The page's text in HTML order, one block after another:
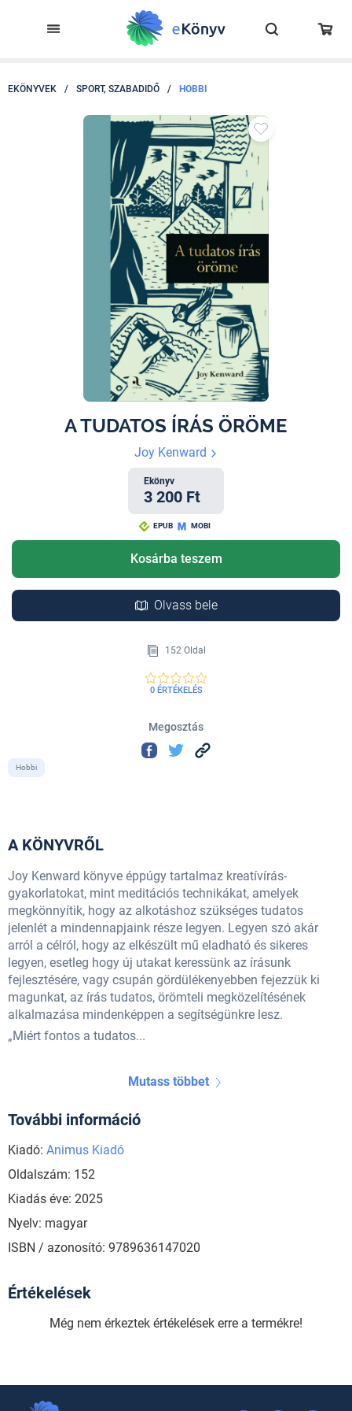
EKÖNYVEK / SPORT, SZABADIDŐ / HOBBI
A TUDATOS ÍRÁS ÖRÖME
Joy Kenward
Ekönyv
3 200 Ft
EPUB MOBI
Kosárba teszem
Olvass bele
152 Oldal
0 ÉRTÉKELÉS
Megosztás
Hobbi
A KÖNYVRŐL
Joy Kenward könyve éppúgy tartalmaz kreatívírás-
gyakorlatokat, mint meditációs technikákat, amelyek
megkönnyítik, hogy az alkotáshoz szükséges tudatos
jelenlét a mindennapjaink része legyen. Legyen szó akár
arról a célról, hogy az elkészült mű eladható és sikeres
legyen, esetleg hogy új utakat keressünk az írásunk
fejlesztésére, vagy csupán gördülékenyebben fejezzük ki
magunkat, az írás tudatos, örömteli megközelítésének
alkalmazása mindenképpen a segítségünkre lesz.
„Miért fontos a tudatos...
Mutass többet
További információ
Kiadó: Animus Kiadó
Oldalszám: 152
Kiadás éve: 2025
Nyelv: magyar
ISBN / azonosító: 9789636147020
Értékelések
Még nem érkeztek értékelések erre a termékre!